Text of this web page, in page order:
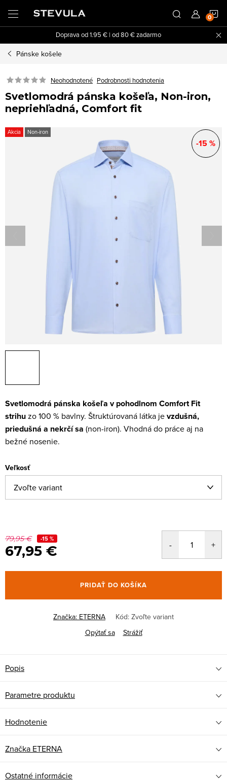
obsah
Doprava od 1.95 € | od 80 € zadarmo
Pánske košele
Neohodnotené Podrobnosti hodnotenia
Svetlomodrá pánska košeľa, Non-iron,
nepriehľadná, Comfort fit
Akcia Non-iron
-15 %
Svetlomodrá pánska košeľa v pohodlnom Comfort Fit
strihuzo 100 % bavlny. Štruktúrovaná látka jevzdušná,
priedušná a nekrčí sa (non-iron). Vhodná do práce aj na
bežné nosenie.
Veľkosť
79,95 € -15 %
67,95 €
PRIDAŤ DO KOŠÍKA
Značka: ETERNA Kód: Zvoľte variant
Opýtať sa
Strážiť
Popis
Parametre produktu
Hodnotenie
Značka ETERNA
Ostatné informácie